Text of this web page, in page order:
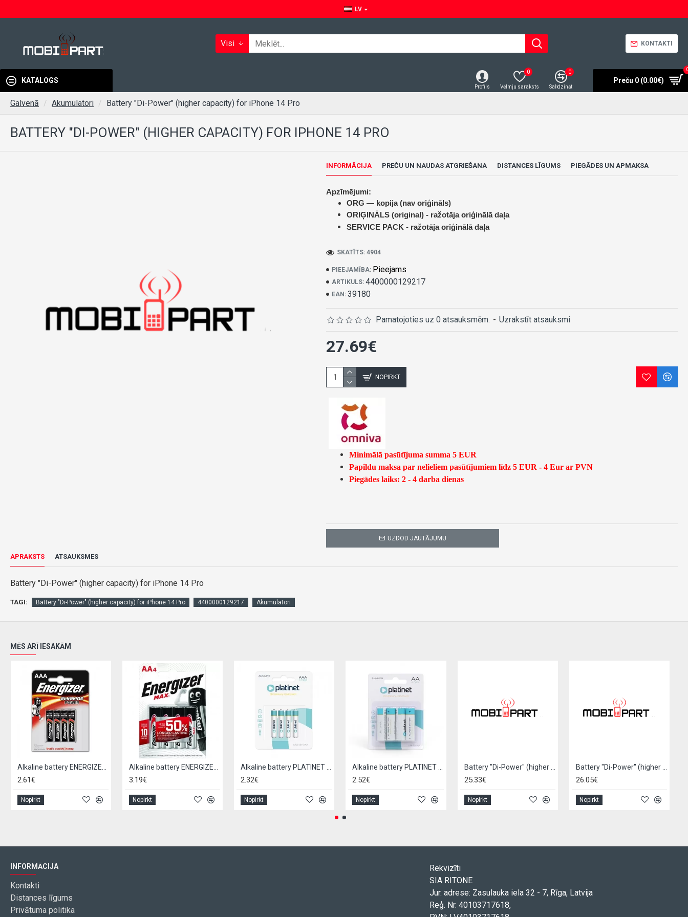
LV
Visi KONTAKTI
KATALOGS
Profils Vēlmju saraksts
0
Salīdzināt
0
Preču 0 (0.00€)
Galvenā Akumulatori Battery "Di-Power" (higher capacity) for iPhone 14 Pro
BATTERY "DI-POWER" (HIGHER CAPACITY) FOR IPHONE 14 PRO
INFORMĀCIJA PREČU UN NAUDAS ATGRIEŠANA DISTANCES LĪGUMS PIEGĀDES UN APMAKSA
Apzīmējumi:
ORG — kopija (nav oriģināls)
ORIĢINĀLS (original) - ražotāja oriģinālā daļa
SERVICE PACK - ražotāja oriģinālā daļa
PIEEJAMĪBA: Pieejams
ARTIKULS: 4400000129217
EAN: 39180
SKATĪTS: 4904
Pamatojoties uz 0 atsauksmēm. - Uzrakstīt atsauksmi
27.69€
NOPIRKT
Minimālā pasūtījuma summa 5 EUR
Papildu maksa par nelieliem pasūtījumiem līdz 5 EUR - 4 Eur ar PVN
Piegādes laiks: 2 - 4 darba dienas
UZDOD JAUTĀJUMU
APRAKSTS ATSAUKSMES
Battery "Di-Power" (higher capacity) for iPhone 14 Pro
TAGI: Battery "Di-Power" (higher capacity) for iPhone 14 Pro 4400000129217 Akumulatori
MĒS ARĪ IESAKĀM
2.61€
Nopirkt
3.19€
Nopirkt
2.32€
Nopirkt
2.52€
Nopirkt
25.33€
Nopirkt
26.05€
Nopirkt
INFORMĀCIJA
Kontakti
Distances līgums
Privātuma politika
Rekvizīti
SIA RITONE
Jur. adrese: Zasulauka iela 32 - 7, Rīga, Latvija
Reģ. Nr. 40103717618,